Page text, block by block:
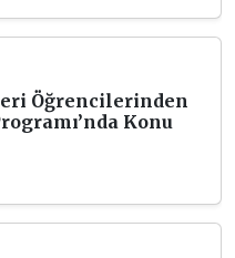
Öğrencilerinden
Konu